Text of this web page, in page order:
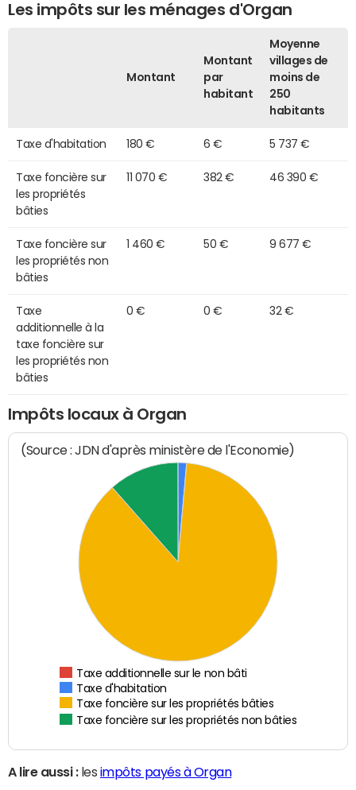
Les impôts sur les ménages d'Organ
Montant
Montant
par
habitant
Moyenne
villages de
moins de
250
habitants
Taxe d'habitation 180 € 6 € 5 737 €
Taxe foncière sur
les propriétés
bâties
11 070 € 382 € 46 390 €
Taxe foncière sur
les propriétés non
bâties
1 460 € 50 € 9 677 €
Taxe
additionnelle à la
taxe foncière sur
les propriétés non
bâties
0 € 0 € 32 €
Impôts locaux à Organ
(Source : JDN d'après ministère de l'Economie)
Taxe additionnelle sur le non bâti
Taxe d'habitation
Taxe foncière sur les propriétés bâties
Taxe foncière sur les propriétés non bâties
A lire aussi :les impôts payés à Organ